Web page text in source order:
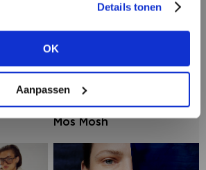
Details tonen
OK
Aanpassen
NO ACCOUNT YET?
BRAND
Mos Mosh